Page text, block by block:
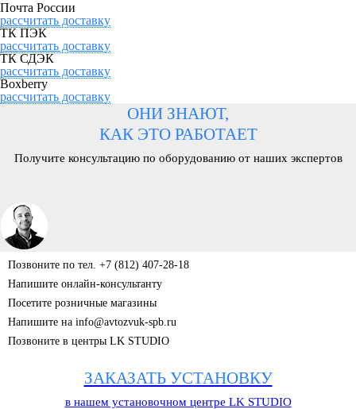
Почта России
рассчитать доставку
ТК ПЭК
рассчитать доставку
ТК СДЭК
рассчитать доставку
Boxberry
рассчитать доставку
ОНИ ЗНАЮТ,
КАК ЭТО РАБОТАЕТ
Получите консультацию по оборудованию от наших экспертов
Позвоните по тел. +7 (812) 407-28-18
Напишите онлайн-консультанту
Посетите розничные магазины
Напишите на info@avtozvuk-spb.ru
Позвоните в центры LK STUDIO
ЗАКАЗАТЬ УСТАНОВКУ
в нашем установочном центре LK STUDIO